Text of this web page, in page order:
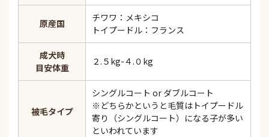
原産国
チワワ：メキシコ
トイプードル：フランス
成犬時
目安体重
２.５kg-４.０kg
被毛タイプ
シングルコート or ダブルコート
※どちらかというと毛質はトイプードル
寄り（シングルコート）になる子が多い
といわれています